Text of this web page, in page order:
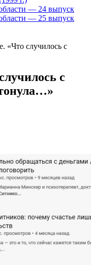
— 24 выпуск
— 25 выпуск
«Что случилось с
с